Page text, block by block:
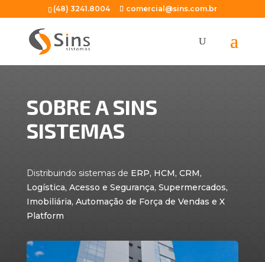
(48) 3241.8004 comercial@sins.com.br
SOBRE A SINS
SISTEMAS
Distribuindo sistemas de ERP, HCM, CRM,
Logística, Acesso e Segurança, Supermercados,
Imobiliária, Automação de Força de Vendas e X
Platform